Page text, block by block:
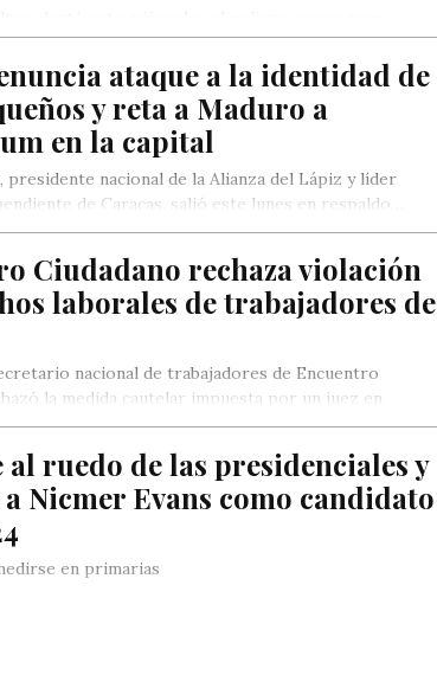
de autobuses ubicada en el km…
ataque a la identidad de
y reta a Maduro a
en la capital
presidente nacional de la Alianza del Lápiz y líder
de Caracas, salió este lunes en respaldo…
Ciudadano rechaza violación
laborales de trabajadores de
nacional de trabajadores de Encuentro
la medida cautelar impuesta por un juez en
al ruedo de las presidenciales y
Nicmer Evans como candidato
en primarias